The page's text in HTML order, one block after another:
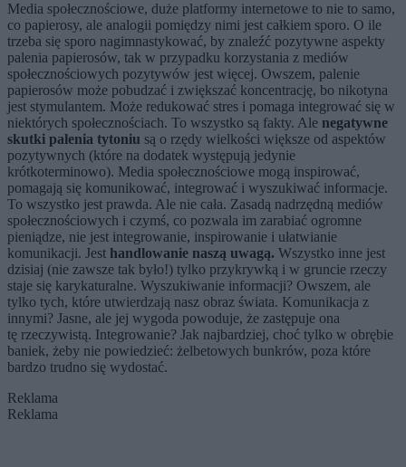
Media społecznościowe, duże platformy internetowe to nie to samo,
co papierosy, ale analogii pomiędzy nimi jest całkiem sporo. O ile
trzeba się sporo nagimnastykować, by znaleźć pozytywne aspekty
palenia papierosów, tak w przypadku korzystania z mediów
społecznościowych pozytywów jest więcej. Owszem, palenie
papierosów może pobudzać i zwiększać koncentrację, bo nikotyna
jest stymulantem. Może redukować stres i pomaga integrować się w
niektórych społecznościach. To wszystko są fakty. Ale negatywne
skutki palenia tytoniu są o rzędy wielkości większe od aspektów
pozytywnych (które na dodatek występują jedynie
krótkoterminowo). Media społecznościowe mogą inspirować,
pomagają się komunikować, integrować i wyszukiwać informacje.
To wszystko jest prawda. Ale nie cała. Zasadą nadrzędną mediów
społecznościowych i czymś, co pozwala im zarabiać ogromne
pieniądze, nie jest integrowanie, inspirowanie i ułatwianie
komunikacji. Jest handlowanie naszą uwagą. Wszystko inne jest
dzisiaj (nie zawsze tak było!) tylko przykrywką i w gruncie rzeczy
staje się karykaturalne. Wyszukiwanie informacji? Owszem, ale
tylko tych, które utwierdzają nasz obraz świata. Komunikacja z
innymi? Jasne, ale jej wygoda powoduje, że zastępuje ona
tę rzeczywistą. Integrowanie? Jak najbardziej, choć tylko w obrębie
baniek, żeby nie powiedzieć: żelbetowych bunkrów, poza które
bardzo trudno się wydostać.
Reklama
Reklama